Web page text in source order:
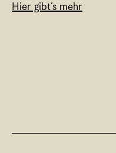
Hier gibt’s mehr